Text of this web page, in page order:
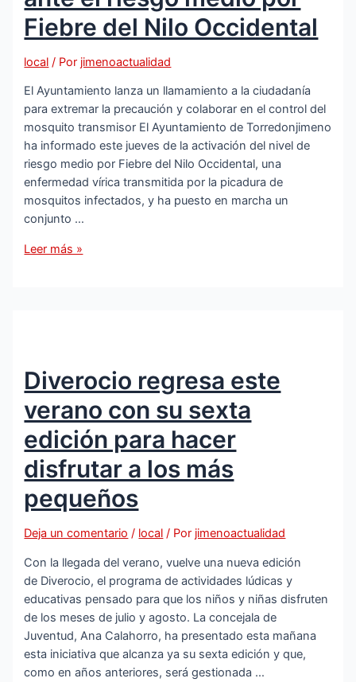
apoyar
el
deporte
local
Fiebre del Nilo Occidental
local / Por jimenoactualidad
El Ayuntamiento lanza un llamamiento a la ciudadanía
para extremar la precaución y colaborar en el control del
mosquito transmisor El Ayuntamiento de Torredonjimeno
ha informado este jueves de la activación del nivel de
riesgo medio por Fiebre del Nilo Occidental, una
enfermedad vírica transmitida por la picadura de
mosquitos infectados, y ha puesto en marcha un
conjunto …
Torredonjimeno
riesgo
medio
por
Fiebre
del
Nilo
Occidental
Leer más »
Diverocio regresa este
verano con su sexta
edición para hacer
disfrutar a los más
pequeños
Deja un comentario / local / Por jimenoactualidad
Con la llegada del verano, vuelve una nueva edición
de Diverocio, el programa de actividades lúdicas y
educativas pensado para que los niños y niñas disfruten
de los meses de julio y agosto. La concejala de
Juventud, Ana Calahorro, ha presentado esta mañana
esta iniciativa que alcanza ya su sexta edición y que,
como en años anteriores, será gestionada …